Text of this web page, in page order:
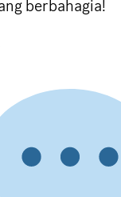
berbahagia!